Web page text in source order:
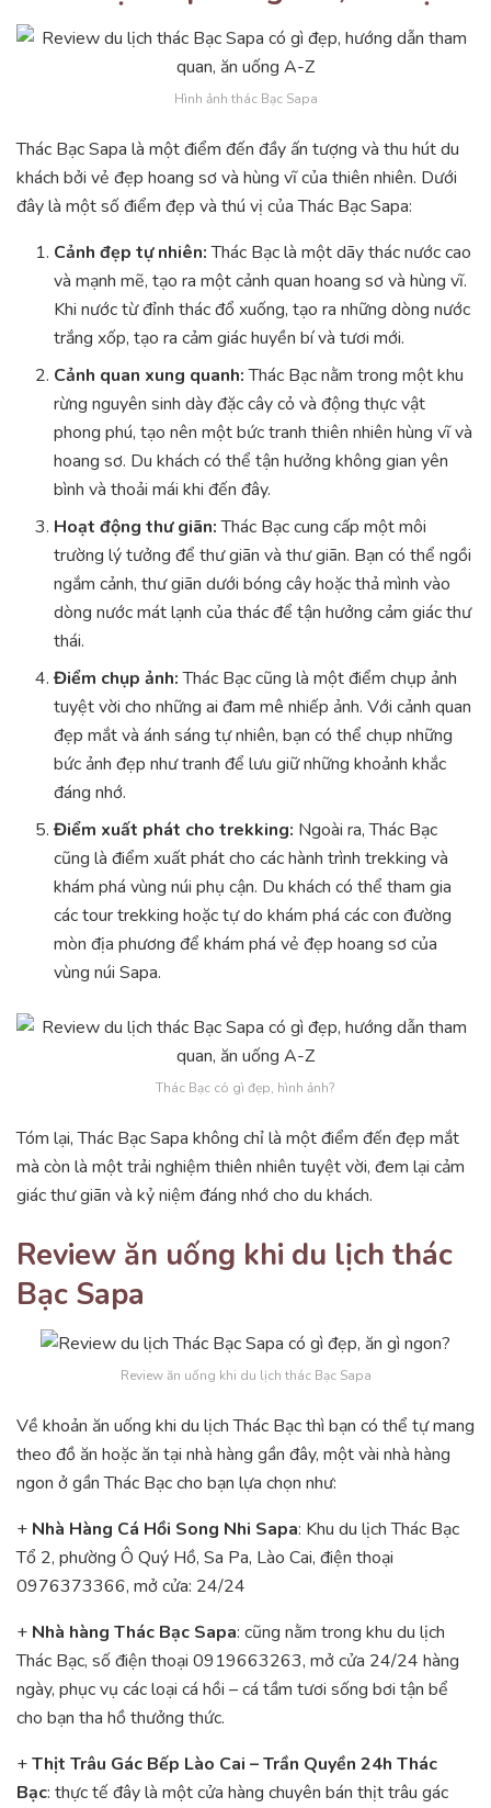
Hình ảnh thác Bạc Sapa
Thác Bạc Sapa là một điểm đến đầy ấn tượng và thu hút du
khách bởi vẻ đẹp hoang sơ và hùng vĩ của thiên nhiên. Dưới
đây là một số điểm đẹp và thú vị của Thác Bạc Sapa:
Cảnh đẹp tự nhiên:Thác Bạc là một dãy thác nước cao
và mạnh mẽ, tạo ra một cảnh quan hoang sơ và hùng vĩ.
Khi nước từ đỉnh thác đổ xuống, tạo ra những dòng nước
trắng xốp, tạo ra cảm giác huyền bí và tươi mới.
Cảnh quan xung quanh:Thác Bạc nằm trong một khu
rừng nguyên sinh dày đặc cây cỏ và động thực vật
phong phú, tạo nên một bức tranh thiên nhiên hùng vĩ và
hoang sơ. Du khách có thể tận hưởng không gian yên
bình và thoải mái khi đến đây.
Hoạt động thư giãn:Thác Bạc cung cấp một môi
trường lý tưởng để thư giãn và thư giãn. Bạn có thể ngồi
ngắm cảnh, thư giãn dưới bóng cây hoặc thả mình vào
dòng nước mát lạnh của thác để tận hưởng cảm giác thư
thái.
Điểm chụp ảnh:Thác Bạc cũng là một điểm chụp ảnh
tuyệt vời cho những ai đam mê nhiếp ảnh. Với cảnh quan
đẹp mắt và ánh sáng tự nhiên, bạn có thể chụp những
bức ảnh đẹp như tranh để lưu giữ những khoảnh khắc
đáng nhớ.
Điểm xuất phát cho trekking: Ngoài ra, Thác Bạc
cũng là điểm xuất phát cho các hành trình trekking và
khám phá vùng núi phụ cận. Du khách có thể tham gia
các tour trekking hoặc tự do khám phá các con đường
mòn địa phương để khám phá vẻ đẹp hoang sơ của
vùng núi Sapa.
Thác Bạc có gì đẹp, hình ảnh?
Tóm lại, Thác Bạc Sapa không chỉ là một điểm đến đẹp mắt
mà còn là một trải nghiệm thiên nhiên tuyệt vời, đem lại cảm
giác thư giãn và kỷ niệm đáng nhớ cho du khách.
Review ăn uống khi du lịch thác
Bạc Sapa
Review ăn uống khi du lịch thác Bạc Sapa
Về khoản ăn uống khi du lịch Thác Bạc thì bạn có thể tự mang
theo đồ ăn hoặc ăn tại nhà hàng gần đây, một vài nhà hàng
ngon ở gần Thác Bạc cho bạn lựa chọn như:
+ Nhà Hàng Cá Hồi Song Nhi Sapa: Khu du lịch Thác Bạc
Tổ 2, phường Ô Quý Hồ, Sa Pa, Lào Cai, điện thoại
0976373366, mở cửa: 24/24
+ Nhà hàng Thác Bạc Sapa: cũng nằm trong khu du lịch
Thác Bạc, số điện thoại 0919663263, mở cửa 24/24 hàng
ngày, phục vụ các loại cá hồi – cá tầm tươi sống bơi tận bể
cho bạn tha hồ thưởng thức.
+Thịt Trâu Gác Bếp Lào Cai – Trần Quyền 24h Thác
Bạc: thực tế đây là một cửa hàng chuyên bán thịt trâu gác